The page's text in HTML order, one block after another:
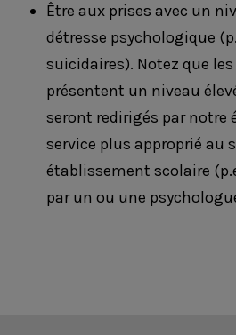
Être aux prises avec un
détresse psychologique
suicidaires). Notez que
présentent un niveau
seront redirigés par notre
service plus approprié au
établissement scolaire
par un ou une